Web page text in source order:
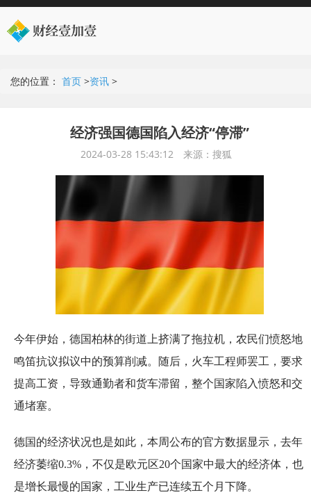
您的位置： 首页 >资讯 >
经济强国德国陷入经济“停滞”
2024-03-28 15:43:12 来源：搜狐
今年伊始，德国柏林的街道上挤满了拖拉机，农民们愤怒地
鸣笛抗议拟议中的预算削减。随后，火车工程师罢工，要求
提高工资，导致通勤者和货车滞留，整个国家陷入愤怒和交
通堵塞。
德国的经济状况也是如此，本周公布的官方数据显示，去年
经济萎缩0.3%，不仅是欧元区20个国家中最大的经济体，也
是增长最慢的国家，工业生产已连续五个月下降。